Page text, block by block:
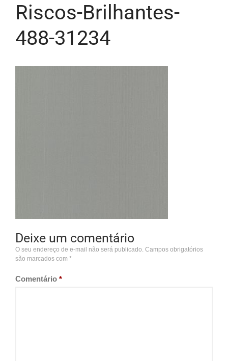
Riscos-Brilhantes-
488-31234
Deixe um comentário
O seu endereço de e-mail não será publicado. Campos obrigatórios
são marcados com *
Comentário *